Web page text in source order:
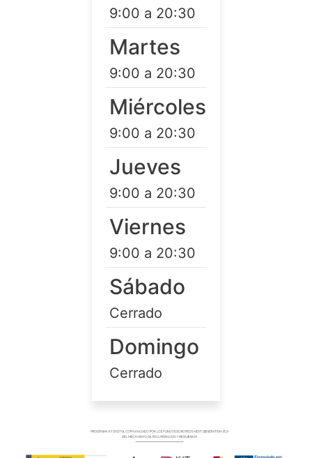
9:00 a 20:30
Martes
9:00 a 20:30
Miércoles
9:00 a 20:30
Jueves
9:00 a 20:30
Viernes
9:00 a 20:30
Sábado
Cerrado
Domingo
Cerrado